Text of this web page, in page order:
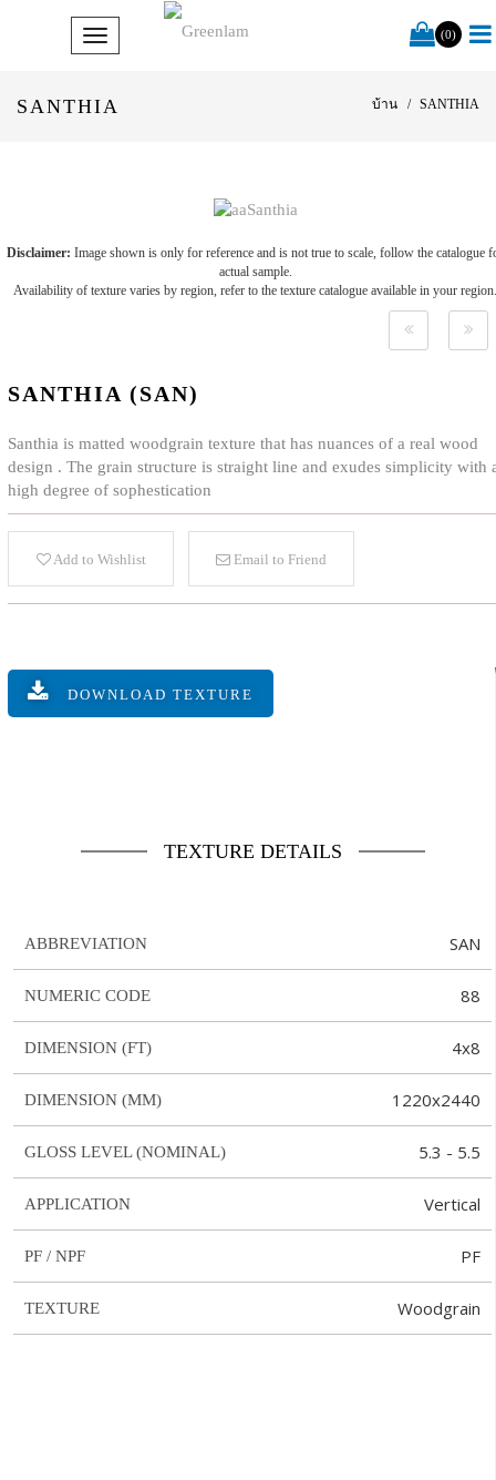
(0)
SANTHIA บ้าน SANTHIA
Disclaimer: Image shown is only for reference and is not true to scale, follow the catalogue
actual sample.
Availability of texture varies by region, refer to the texture catalogue available in your region.
SANTHIA (SAN)
Santhia is matted woodgrain texture that has nuances of a real wood
design . The grain structure is straight line and exudes simplicity with
high degree of sophestication
Add to Wishlist Email to Friend
DOWNLOAD TEXTURE
TEXTURE DETAILS
ABBREVIATION SAN
NUMERIC CODE 88
DIMENSION (FT) 4x8
DIMENSION (MM) 1220x2440
GLOSS LEVEL (NOMINAL) 5.3 - 5.5
APPLICATION Vertical
PF / NPF PF
TEXTURE Woodgrain